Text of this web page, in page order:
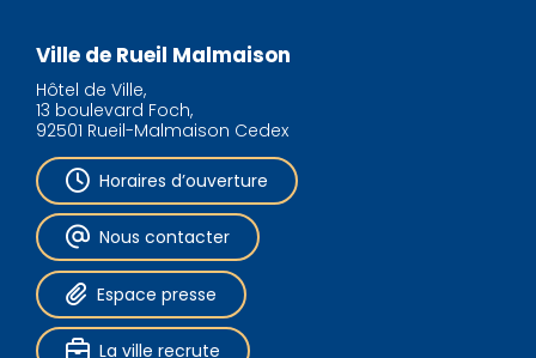
Ville de Rueil Malmaison
Hôtel de Ville,
13 boulevard Foch,
92501 Rueil-Malmaison Cedex
Horaires d’ouverture
Nous contacter
Espace presse
La ville recrute